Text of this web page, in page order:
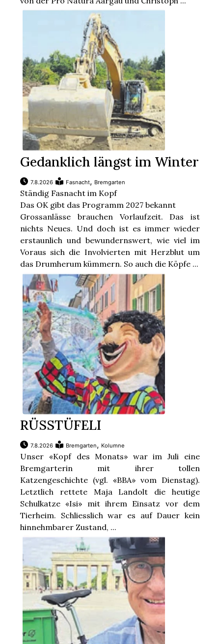
Gedanklich längst im Winter
7.8.2026 Fasnacht, Bremgarten
Ständig Fasnacht im Kopf
Das OK gibt das Programm 2027 bekannt
Grossanlässe brauchen Vorlaufzeit. Das ist
nichts Neues. Und doch ist es immer wieder
erstaunlich und bewundernswert, wie viel im
Voraus sich die Involvierten mit Herzblut um
das Drumherum kümmern. So auch die Köpfe ...
RÜSSTÜFELI
7.8.2026 Bremgarten, Kolumne
Unser «Kopf des Monats» war im Juli eine
Bremgarterin mit ihrer tollen
Katzengeschichte (vgl. «BBA» vom Dienstag).
Letztlich rettete Maja Landolt die heutige
Schulkatze «Isi» mit ihrem Einsatz vor dem
Tierheim. Schliesslich war es auf Dauer kein
hinnehmbarer Zustand, ...